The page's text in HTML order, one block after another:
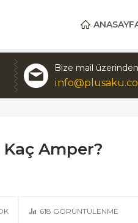
Bize mail üzerinden
Amper?
618 GÖRÜNTÜLENME